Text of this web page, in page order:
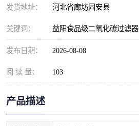
发货地址： 河北省廊坊固安县
关键词： 益阳食品级二氧化碳过滤器
发布日期： 2026-08-08
阅 读 量： 103
产品描述